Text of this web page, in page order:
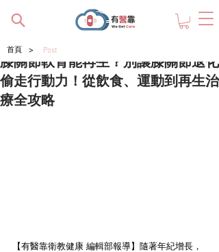
膝關節軟骨能再生？別讓膝關節退化
偷走行動力！從飲食、運動到再生治
療全攻略
【有醫靠衛教健康 編輯部報導】隨著年紀增長，
首頁 > Post